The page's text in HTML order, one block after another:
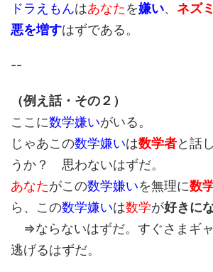
ドラえもんはあなたを嫌い、 ネズ
悪を増すはずである。
--
（例え話・その２）
ここに数学嫌いがいる。
じゃあこの数学嫌いは数学者と話
うか？ 思わないはずだ。
あなたがこの数学嫌いを無理に数
ら、この数学嫌いは数学が好きに
⇒ならないはずだ。すぐさまギ
逃げるはずだ。